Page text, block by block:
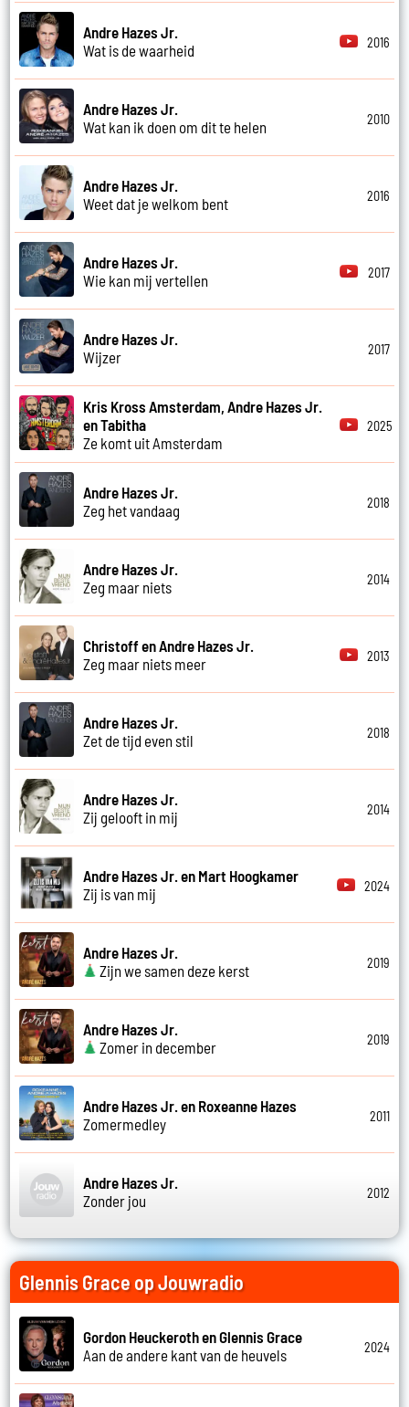
Andre Hazes Jr.
Wat is de waarheid
2016
Andre Hazes Jr.
Wat kan ik doen om dit te helen
2010
Andre Hazes Jr.
Weet dat je welkom bent
2016
Andre Hazes Jr.
Wie kan mij vertellen
2017
Andre Hazes Jr.
Wijzer
2017
Kris Kross Amsterdam, Andre Hazes Jr.
en Tabitha
Ze komt uit Amsterdam
2025
Andre Hazes Jr.
Zeg het vandaag
2018
Andre Hazes Jr.
Zeg maar niets
2014
Christoff en Andre Hazes Jr.
Zeg maar niets meer
2013
Andre Hazes Jr.
Zet de tijd even stil
2018
Andre Hazes Jr.
Zij gelooft in mij
2014
Andre Hazes Jr. en Mart Hoogkamer
Zij is van mij
2024
Andre Hazes Jr.
Zijn we samen deze kerst
2019
Andre Hazes Jr.
Zomer in december
2019
Andre Hazes Jr. en Roxeanne Hazes
Zomermedley
2011
Andre Hazes Jr.
Zonder jou
2012
Glennis Grace op Jouwradio
Gordon Heuckeroth en Glennis Grace
Aan de andere kant van de heuvels
2024